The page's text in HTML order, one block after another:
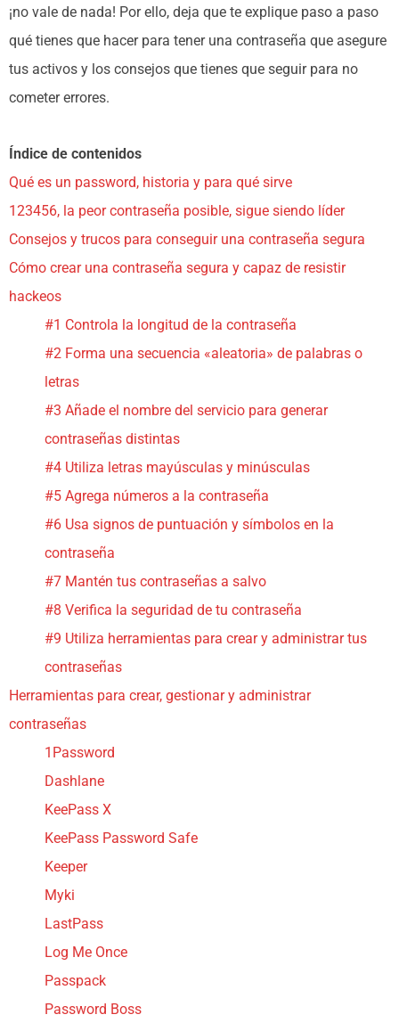
¡no vale de nada! Por ello, deja que te explique paso a paso
qué tienes que hacer para tener una contraseña que asegure
tus activos y los consejos que tienes que seguir para no
cometer errores.
Índice de contenidos
Qué es un password, historia y para qué sirve
123456, la peor contraseña posible, sigue siendo líder
Consejos y trucos para conseguir una contraseña segura
Cómo crear una contraseña segura y capaz de resistir
hackeos
#1 Controla la longitud de la contraseña
#2 Forma una secuencia «aleatoria» de palabras o
letras
#3 Añade el nombre del servicio para generar
contraseñas distintas
#4 Utiliza letras mayúsculas y minúsculas
#5 Agrega números a la contraseña
#6 Usa signos de puntuación y símbolos en la
contraseña
#7 Mantén tus contraseñas a salvo
#8 Verifica la seguridad de tu contraseña
#9 Utiliza herramientas para crear y administrar tus
contraseñas
Herramientas para crear, gestionar y administrar
contraseñas
1Password
Dashlane
KeePass X
KeePass Password Safe
Keeper
Myki
LastPass
Log Me Once
Passpack
Password Boss